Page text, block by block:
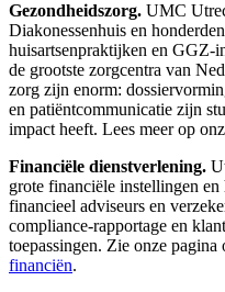
Gezondheidszorg. UMC
Diakonessenhuis en
huisartsenpraktijken en GGZ-
de grootste zorgcentra van
zorg zijn enorm:
en patiëntcommunicatie zijn
impact heeft. Lees meer op
Financiële dienstverlening.
grote financiële instellingen en
financieel adviseurs en
compliance-rapportage en
toepassingen. Zie onze pagina
financiën.